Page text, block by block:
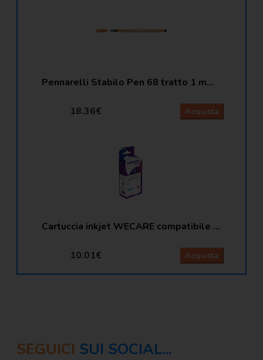
Pennarelli Stabilo Pen 68 tratto 1 mm ocra scuro 68/89
18.36€ Acquista
Cartuccia inkjet WECARE compatibile con HP C8767EE - nero K20119W4
10.01€ Acquista
SEGUICI SUI SOCIAL...